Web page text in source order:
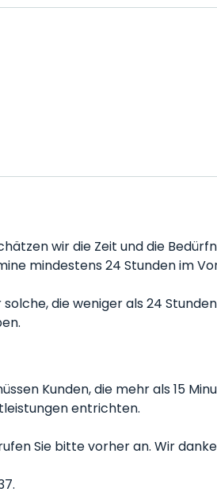
wir die Zeit und die
mindestens 24 Stunden im
die weniger als 24
Kunden, die mehr als 15
entrichten.
Sie bitte vorher an. Wir